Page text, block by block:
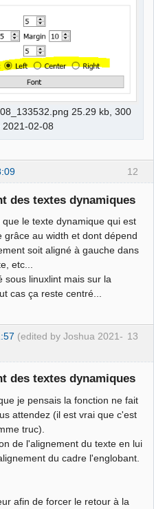
25.29 kb, 300
2021-02-08
12
des textes dynamiques
le texte dynamique qui est
grâce au width et dont dépend
soit aligné à gauche dans
etc...
sous linuxlint mais sur la
cas ça reste centré...
13
(edited by Joshua 2021-
des textes dynamiques
je pensais la fonction ne fait
attendez (il est vrai que c'est
truc).
de l'alignement du texte en lui
du cadre l'englobant.
afin de forcer le retour à la